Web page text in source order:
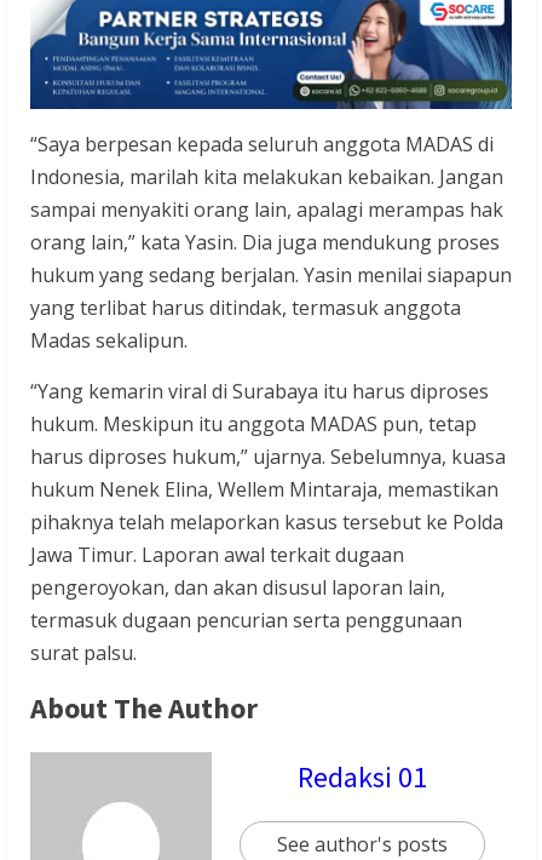
“Saya berpesan kepada seluruh anggota MADAS di
Indonesia, marilah kita melakukan kebaikan. Jangan
sampai menyakiti orang lain, apalagi merampas hak
orang lain,” kata Yasin. Dia juga mendukung proses
hukum yang sedang berjalan. Yasin menilai siapapun
yang terlibat harus ditindak, termasuk anggota
Madas sekalipun.
“Yang kemarin viral di Surabaya itu harus diproses
hukum. Meskipun itu anggota MADAS pun, tetap
harus diproses hukum,” ujarnya. Sebelumnya, kuasa
hukum Nenek Elina, Wellem Mintaraja, memastikan
pihaknya telah melaporkan kasus tersebut ke Polda
Jawa Timur. Laporan awal terkait dugaan
pengeroyokan, dan akan disusul laporan lain,
termasuk dugaan pencurian serta penggunaan
surat palsu.
About The Author
Redaksi 01
See author's posts